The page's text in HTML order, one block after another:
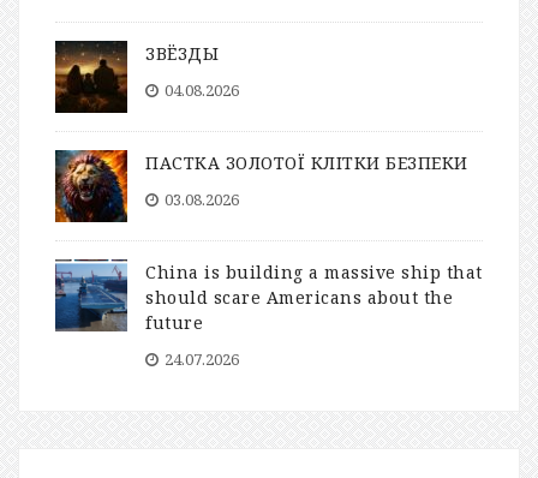
ЗВЁЗДЫ
04.08.2026
ПАСТКА ЗОЛОТОЇ КЛІТКИ БЕЗПЕКИ
03.08.2026
China is building a massive ship that
should scare Americans about the
future
24.07.2026